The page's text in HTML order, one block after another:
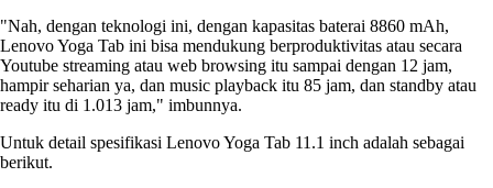
"Nah, dengan teknologi ini, dengan kapasitas baterai 8860 mAh,
Lenovo Yoga Tab ini bisa mendukung berproduktivitas atau secara
Youtube streaming atau web browsing itu sampai dengan 12 jam,
hampir seharian ya, dan music playback itu 85 jam, dan standby atau
ready itu di 1.013 jam," imbunnya.
Untuk detail spesifikasi Lenovo Yoga Tab 11.1 inch adalah sebagai
berikut.